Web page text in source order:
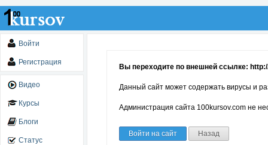
Войти
Регистрация
Видео
Курсы
Блоги
Статус
Вы переходите по внешней ссылке:
Данный сайт может содержать вирусы и
Администрация сайта 100kursov.com не
Войти на сайт Назад